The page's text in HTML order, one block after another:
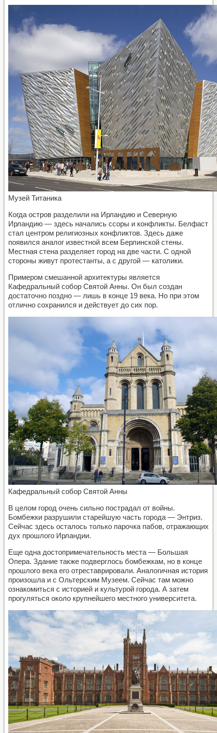
Музей Титаника
Когда остров разделили на Ирландию и Северную
Ирландию — здесь начались ссоры и конфликты. Белфаст
стал центром религиозных конфликтов. Здесь даже
появился аналог известной всем Берлинской стены.
Местная стена разделяет город на две части. С одной
стороны живут протестанты, а с другой — католики.
Примером смешанной архитектуры является
Кафедральный собор Святой Анны. Он был создан
достаточно поздно — лишь в конце 19 века. Но при этом
отлично сохранился и действует до сих пор.
Кафедральный собор Святой Анны
В целом город очень сильно пострадал от войны.
Бомбежки разрушили старейшую часть города — Энтриз.
Сейчас здесь осталось только парочка пабов, отражающих
дух прошлого Ирландии.
Еще одна достопримечательность места — Большая
Опера. Здание также подверглось бомбежкам, но в конце
прошлого века его отреставрировали. Аналогичная история
произошла и с Ольтерским Музеем. Сейчас там можно
ознакомиться с историей и культурой города. А затем
прогуляться около крупнейшего местного университета.